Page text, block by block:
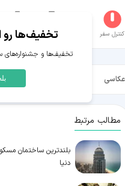
کنترل سفر عکاسخانه سفر‌های من
عکاسی
مطالب مرتبط
بلندترین ساختمان
دنیا
تخفیف‌ها
تخفیف‌ها و جشنواره‌های